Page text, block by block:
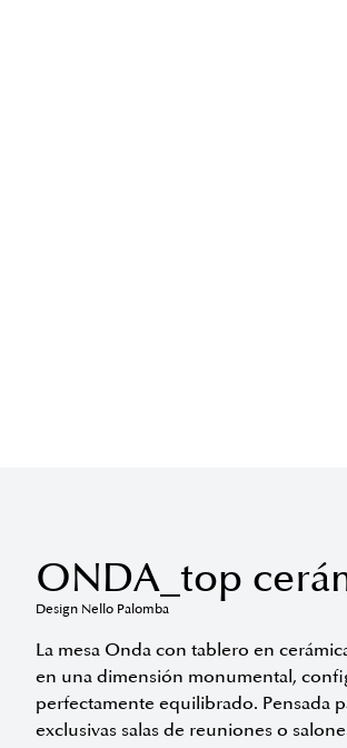
ONDA_top
Design Nello Palomba
La mesa Onda con tablero en
en una dimensión monumental,
perfectamente equilibrado. Pensada
exclusivas salas de reuniones o